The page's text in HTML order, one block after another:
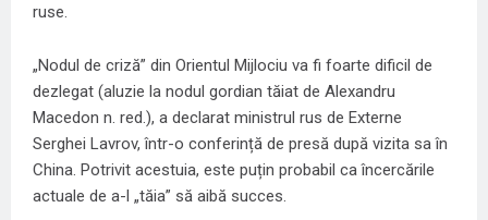
ruse.
„Nodul de criză” din Orientul Mijlociu va fi foarte dificil de
dezlegat (aluzie la nodul gordian tăiat de Alexandru
Macedon n. red.), a declarat ministrul rus de Externe
Serghei Lavrov, într-o conferință de presă după vizita sa în
China. Potrivit acestuia, este puțin probabil ca încercările
actuale de a-l „tăia” să aibă succes.